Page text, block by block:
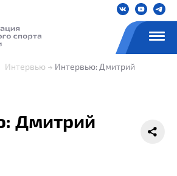
Интервью
Интервью: Дмитрий
Дмитрий